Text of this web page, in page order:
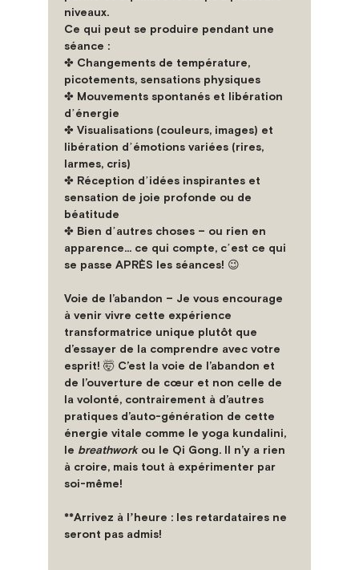
niveaux.
Ce qui peut se produire pendant une
séance :
✤ Changements de température,
picotements, sensations physiques
✤ Mouvements spontanés et libération
dʼénergie
✤ Visualisations (couleurs, images) et
libération dʼémotions variées (rires,
larmes, cris)
✤ Réception dʼidées inspirantes et
sensation de joie profonde ou de
béatitude
✤ Bien dʼautres choses – ou rien en
apparence... ce qui compte, cʼest ce qui
se passe APRÈS les séances! 😉
Voie de l’abandon – Je vous encourage
à venir vivre cette expérience
transformatrice unique plutôt que
d’essayer de la comprendre avec votre
esprit! 🤯 C’est la voie de l’abandon et
de l’ouverture de cœur et non celle de
la volonté, contrairement à d’autres
pratiques d’auto-génération de cette
énergie vitale comme le yoga kundalini,
le breathwork ou le Qi Gong. Il n’y a rien
à croire, mais tout à expérimenter par
soi-même!
**Arrivez à lʼheure : les retardataires ne
seront pas admis!